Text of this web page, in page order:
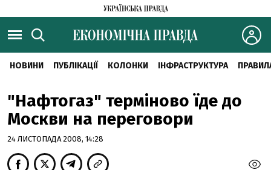
НОВИНИ ПУБЛІКАЦІЇ КОЛОНКИ ІНФРАСТРУКТУРА
"Нафтогаз" терміново їде до
Москви на переговори
24 ЛИСТОПАДА 2008, 14:28